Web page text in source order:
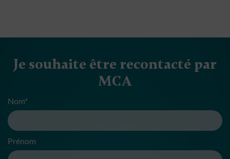
Je souhaite être recontacté par
MCA
Nom*
Prénom